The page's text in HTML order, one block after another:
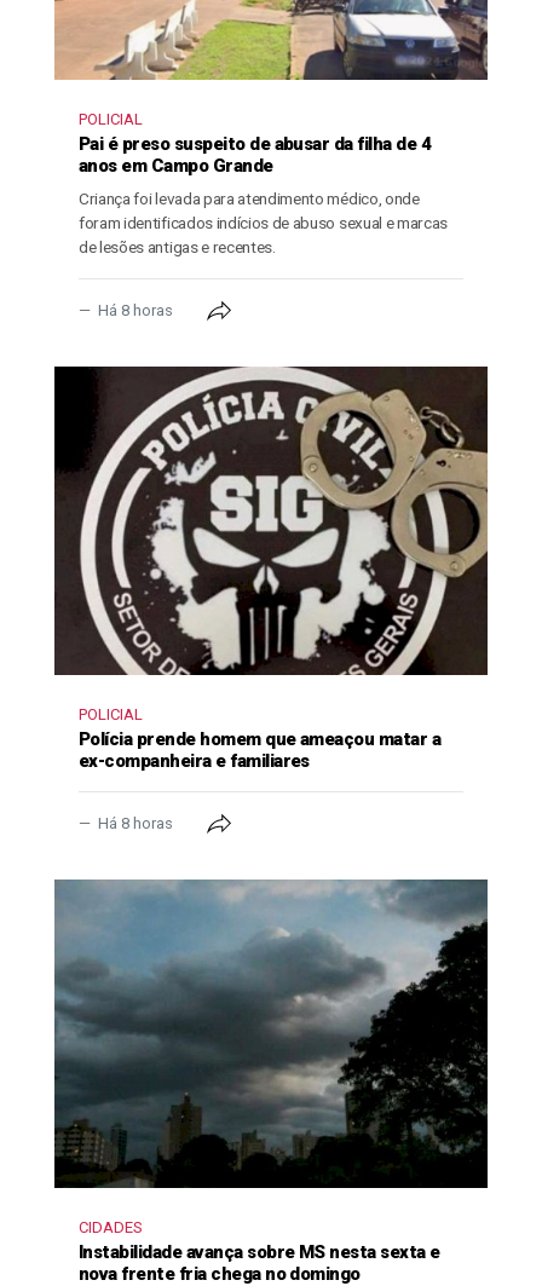
POLICIAL
Pai é preso suspeito de abusar da filha de 4
anos em Campo Grande
Criança foi levada para atendimento médico, onde
foram identificados indícios de abuso sexual e marcas
de lesões antigas e recentes.
Há 8 horas
POLICIAL
Polícia prende homem que ameaçou matar a
ex-companheira e familiares
Há 8 horas
CIDADES
Instabilidade avança sobre MS nesta sexta e
nova frente fria chega no domingo